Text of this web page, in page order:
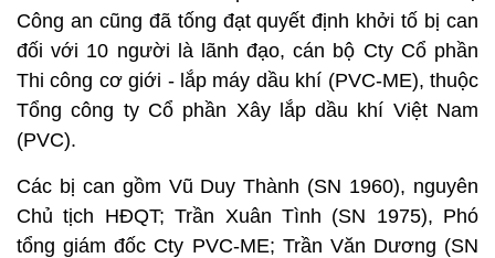
Công an cũng đã tống đạt quyết định khởi tố bị can
đối với 10 người là lãnh đạo, cán bộ Cty Cổ phần
Thi công cơ giới - lắp máy dầu khí (PVC-ME), thuộc
Tổng công ty Cổ phần Xây lắp dầu khí Việt Nam
(PVC).
Các bị can gồm Vũ Duy Thành (SN 1960), nguyên
Chủ tịch HĐQT; Trần Xuân Tình (SN 1975), Phó
tổng giám đốc Cty PVC-ME; Trần Văn Dương (SN